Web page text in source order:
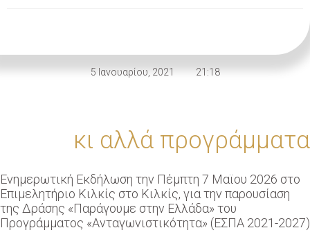
5 Ιανουαρίου, 2021 21:18
κι αλλά προγράμματα
Eνημερωτική Εκδήλωση την Πέμπτη 7 Μαϊου 2026 στο
Eπιμελητήριο Κιλκίς στο Κιλκίς, για την παρουσίαση
της Δράσης «Παράγουμε στην Ελλάδα» του
Προγράμματος «Ανταγωνιστικότητα» (ΕΣΠΑ 2021-2027)